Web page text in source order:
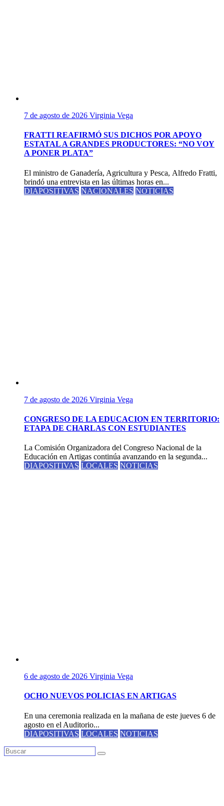
7 de agosto de 2026 Virginia Vega
FRATTI REAFIRMÓ SUS DICHOS POR APOYO
ESTATAL A GRANDES PRODUCTORES: “NO VOY
A PONER PLATA”
El ministro de Ganadería, Agricultura y Pesca, Alfredo Fratti,
brindó una entrevista en las últimas horas en...
DIAPOSITIVAS NACIONALES NOTICIAS
7 de agosto de 2026 Virginia Vega
CONGRESO DE LA EDUCACION EN TERRITORIO:
ETAPA DE CHARLAS CON ESTUDIANTES
La Comisión Organizadora del Congreso Nacional de la
Educación en Artigas continúa avanzando en la segunda...
DIAPOSITIVAS LOCALES NOTICIAS
6 de agosto de 2026 Virginia Vega
OCHO NUEVOS POLICIAS EN ARTIGAS
En una ceremonia realizada en la mañana de este jueves 6 de
agosto en el Auditorio...
DIAPOSITIVAS LOCALES NOTICIAS